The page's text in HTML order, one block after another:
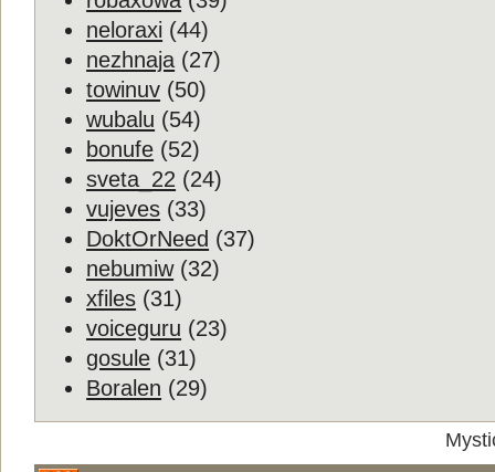
neloraxi (44)
nezhnaja (27)
towinuv (50)
wubalu (54)
bonufe (52)
sveta_22 (24)
vujeves (33)
DoktOrNeed (37)
nebumiw(32)
xfiles (31)
voiceguru (23)
gosule (31)
Boralen (29)